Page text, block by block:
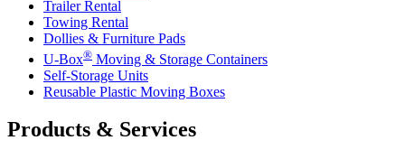
Trailer Rental
Towing Rental
Dollies & Furniture Pads
U-Box® Moving & Storage Containers
Self-Storage Units
Reusable Plastic Moving Boxes
Products & Services